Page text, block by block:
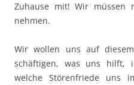
Zuhause mit! Wir müssen
nehmen.
Wir wollen uns auf
schäftigen, was uns hilft,
welche Störenfriede uns